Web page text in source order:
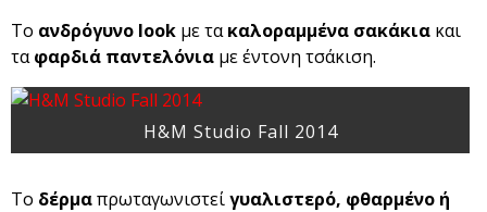
Το ανδρόγυνο look με τακαλοραμμένα σακάκια και
ταφαρδιά παντελόνια με έντονη τσάκιση.
H&M Studio Fall 2014
Το δέρμαπρωταγωνιστείγυαλιστερό, φθαρμένο ή